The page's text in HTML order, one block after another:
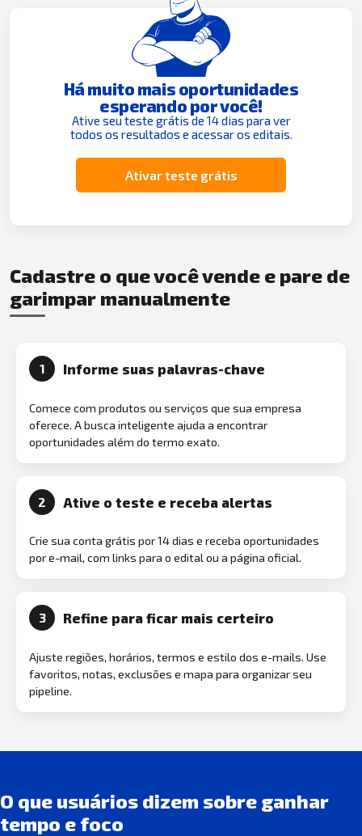
Há muito mais oportunidades
esperando por você!
Ative seu teste grátis de 14 dias para ver
todos os resultados e acessar os editais.
Ativar teste grátis
Cadastre o que você vende e pare de
garimpar manualmente
1 Informe suas palavras-chave
Comece com produtos ou serviços que sua empresa
oferece. A busca inteligente ajuda a encontrar
oportunidades além do termo exato.
2 Ative o teste e receba alertas
Crie sua conta grátis por 14 dias e receba oportunidades
por e-mail, com links para o edital ou a página oficial.
3 Refine para ficar mais certeiro
Ajuste regiões, horários, termos e estilo dos e-mails. Use
favoritos, notas, exclusões e mapa para organizar seu
pipeline.
O que usuários dizem sobre ganhar
tempo e foco